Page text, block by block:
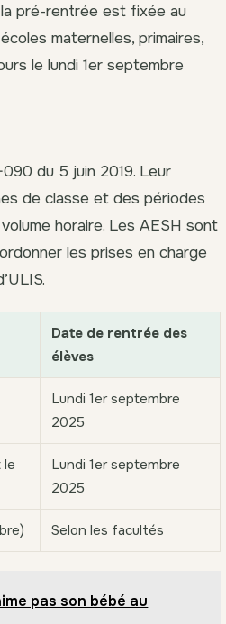
pré-rentrée est fixée au
maternelles, primaires,
le lundi 1er septembre
du 5 juin 2019. Leur
de classe et des périodes
horaire. Les AESH sont
les prises en charge
Date de rentrée des
élèves
Lundi 1er septembre
2025
le
Lundi 1er septembre
2025
Selon les facultés
pas son bébé au